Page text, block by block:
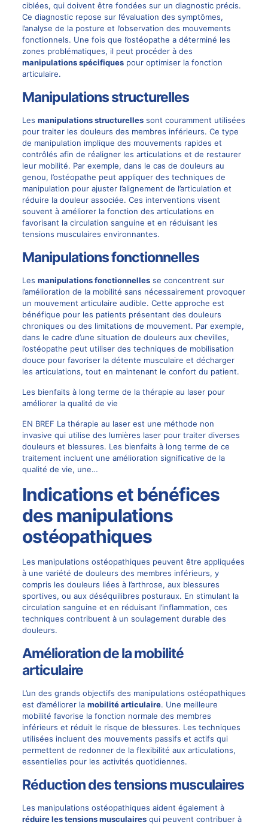
ciblées, qui doivent être fondées sur un diagnostic précis.
Ce diagnostic repose sur l’évaluation des symptômes,
l’analyse de la posture et l’observation des mouvements
fonctionnels. Une fois que l’ostéopathe a déterminé les
zones problématiques, il peut procéder à des
manipulations spécifiquespour optimiser la fonction
articulaire.
Manipulations structurelles
Les manipulations structurellessont couramment utilisées
pour traiter les douleurs des membres inférieurs. Ce type
de manipulation implique des mouvements rapides et
contrôlés afin de réaligner les articulations et de restaurer
leur mobilité. Par exemple, dans le cas de douleurs au
genou, l’ostéopathe peut appliquer des techniques de
manipulation pour ajuster l’alignement de l’articulation et
réduire la douleur associée. Ces interventions visent
souvent à améliorer la fonction des articulations en
favorisant la circulation sanguine et en réduisant les
tensions musculaires environnantes.
Manipulations fonctionnelles
Les manipulations fonctionnellesse concentrent sur
l’amélioration de la mobilité sans nécessairement provoquer
un mouvement articulaire audible. Cette approche est
bénéfique pour les patients présentant des douleurs
chroniques ou des limitations de mouvement. Par exemple,
dans le cadre d’une situation de douleurs aux chevilles,
l’ostéopathe peut utiliser des techniques de mobilisation
douce pour favoriser la détente musculaire et décharger
les articulations, tout en maintenant le confort du patient.
Les bienfaits à long terme de la thérapie au laser pour
améliorer la qualité de vie
EN BREF La thérapie au laser est une méthode non
invasive qui utilise des lumières laser pour traiter diverses
douleurs et blessures. Les bienfaits à long terme de ce
traitement incluent une amélioration significative de la
qualité de vie, une…
Indications et bénéfices
des manipulations
ostéopathiques
Les manipulations ostéopathiques peuvent être appliquées
à une variété de douleurs des membres inférieurs, y
compris les douleurs liées à l’arthrose, aux blessures
sportives, ou aux déséquilibres posturaux. En stimulant la
circulation sanguine et en réduisant l’inflammation, ces
techniques contribuent à un soulagement durable des
douleurs.
Amélioration de la mobilité
articulaire
L’un des grands objectifs des manipulations ostéopathiques
est d’améliorer la mobilité articulaire. Une meilleure
mobilité favorise la fonction normale des membres
inférieurs et réduit le risque de blessures. Les techniques
utilisées incluent des mouvements passifs et actifs qui
permettent de redonner de la flexibilité aux articulations,
essentielles pour les activités quotidiennes.
Réduction des tensions musculaires
Les manipulations ostéopathiques aident également à
réduire les tensions musculairesqui peuvent contribuer à